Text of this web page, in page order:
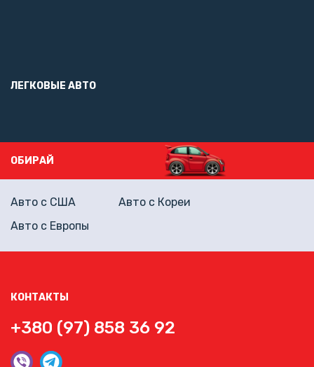
ЛЕГКОВЫЕ АВТО
КОНТАКТЫ
+380 (97) 858 36 92
ОБИРАЙ
Авто с США
Авто с Кореи
Авто с Европы